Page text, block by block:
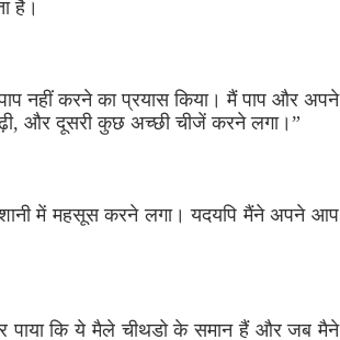
है।
नहीं करने का प्रयास किया। मैं पाप और अपने
और दूसरी कुछ अच्छी चीजें करने लगा।”
में महसूस करने लगा। यदयपि मैंने अपने आप
पाया कि ये मैले चीथडो के समान हैं और जब मैने